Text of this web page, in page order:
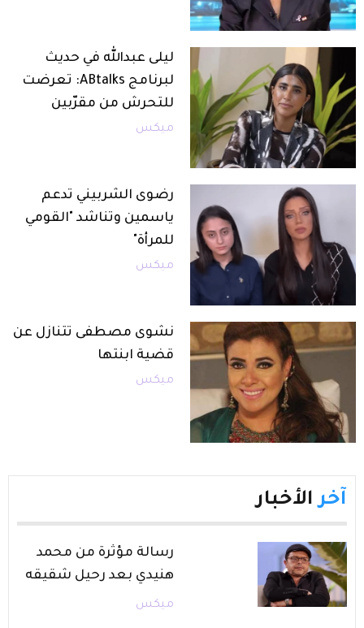
ليلى عبدالله في حديث
لبرنامج ABtalks: تعرضت
للتحرش من مقرّبين
ميكس
رضوى الشربيني تدعم
ياسمين وتناشد "القومي
للمرأة"
ميكس
نشوى مصطفى تتنازل عن
قضية ابنتها
ميكس
آخر الأخبار
رسالة مؤثرة من محمد
هنيدي بعد رحيل شقيقه
ميكس